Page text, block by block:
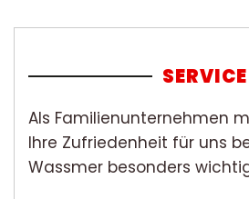
SERVICE
Als Familienunternehmen
Ihre Zufriedenheit für uns
Wassmer besonders